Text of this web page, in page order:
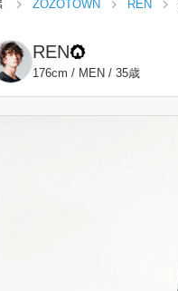
ZOZOTOWN REN
REN
176cm / MEN / 35歳